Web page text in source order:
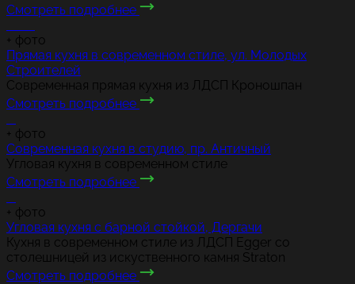
Смотреть подробнее
+ фото
Прямая кухня в современном стиле, ул. Молодых
Строителей
Современная прямая кухня из ЛДСП Кроношпан
Смотреть подробнее
+ фото
Современная кухня в студию, пр. Античный
Угловая кухня в современном стиле
Смотреть подробнее
+ фото
Угловая кухня с барной стойкой, Дергачи
Кухня в современном стиле из ЛДСП Egger со
столешницей из искуственного камня Straton
Смотреть подробнее